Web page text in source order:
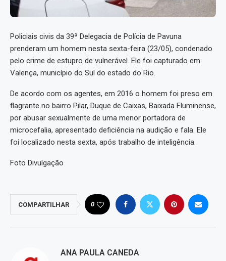
Policiais civis da 39ª Delegacia de Polícia de Pavuna
prenderam um homem nesta sexta-feira (23/05), condenado
pelo crime de estupro de vulnerável. Ele foi capturado em
Valença, município do Sul do estado do Rio.
De acordo com os agentes, em 2016 o homem foi preso em
flagrante no bairro Pilar, Duque de Caixas, Baixada Fluminense,
por abusar sexualmente de uma menor portadora de
microcefalia, apresentado deficiência na audição e fala. Ele
foi localizado nesta sexta, após trabalho de inteligência.
Foto Divulgação
COMPARTILHAR 0
ANA PAULA CANEDA